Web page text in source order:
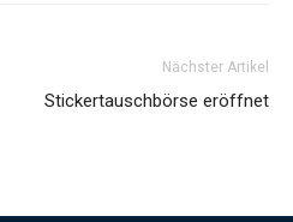
Nächster Artikel
Stickertauschbörse eröffnet